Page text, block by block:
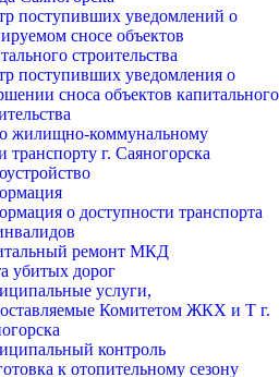
поступивших уведомлений о
сносе объектов
строительства
поступивших уведомления о
сноса объектов капитального
жилищно-коммунальному
транспорту г. Саяногорска
о доступности транспорта
ремонт МКД
убитых дорог
услуги,
Комитетом ЖКХ и Т г.
контроль
к отопительному сезону